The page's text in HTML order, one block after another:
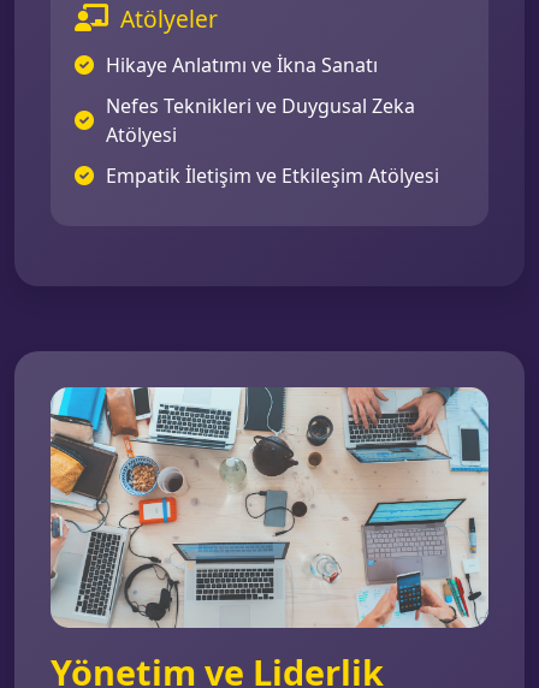
Atölyeler
Hikaye Anlatımı ve İkna Sanatı
Nefes Teknikleri ve Duygusal Zeka
Atölyesi
Empatik İletişim ve Etkileşim Atölyesi
Yönetim ve Liderlik